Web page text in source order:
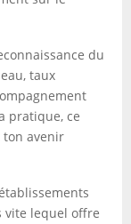
du
taux
pratique, ce
avenir
vite lequel offre